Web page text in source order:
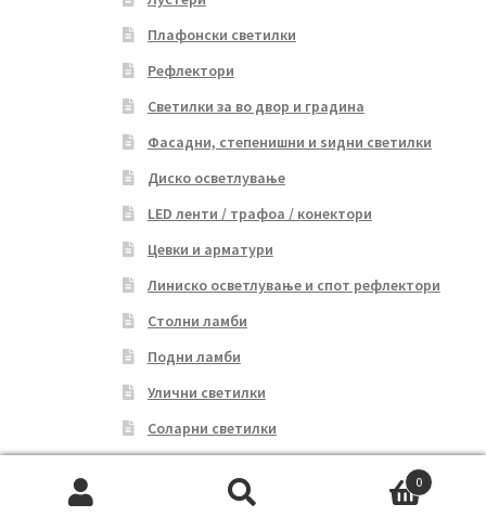
Плафонски светилки
Рефлектори
Светилки за во двор и градина
Фасадни, степенишни и ѕидни светилки
Диско осветлување
LED ленти / трафоа / конектори
Цевки и арматури
Линиско осветлување и спот рефлектори
Столни ламби
Подни ламби
Улични светилки
Соларни светилки
0